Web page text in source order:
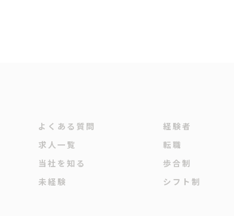
よくある質問
求人一覧
当社を知る
未経験
経験者
転職
歩合制
シフト制